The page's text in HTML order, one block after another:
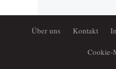
Über uns Kontakt
Cookie-